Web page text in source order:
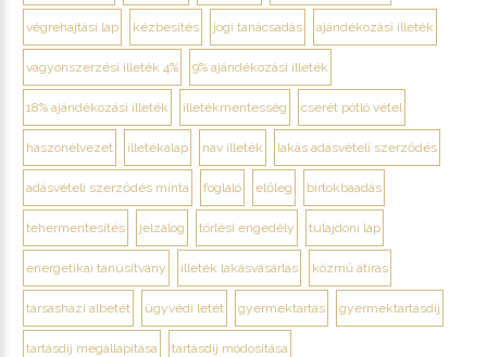
végrehajtási lap kézbesítés jogi tanácsadás ajándékozási illeték
vagyonszerzési illeték 4% 9% ajándékozási illeték
18% ajándékozási illeték illetékmentesség cserét pótló vétel
haszonélvezet illetékalap nav illeték lakás adásvételi szerződés
adásvételi szerződés minta foglaló előleg birtokbaadás
tehermentesítés jelzálog törlési engedély tulajdoni lap
energetikai tanúsítvány illeték lakásvásárlás közmű átírás
társasházi albetét ügyvédi letét gyermektartás gyermektartásdíj
tartásdíj megállapítása tartásdíj módosítása